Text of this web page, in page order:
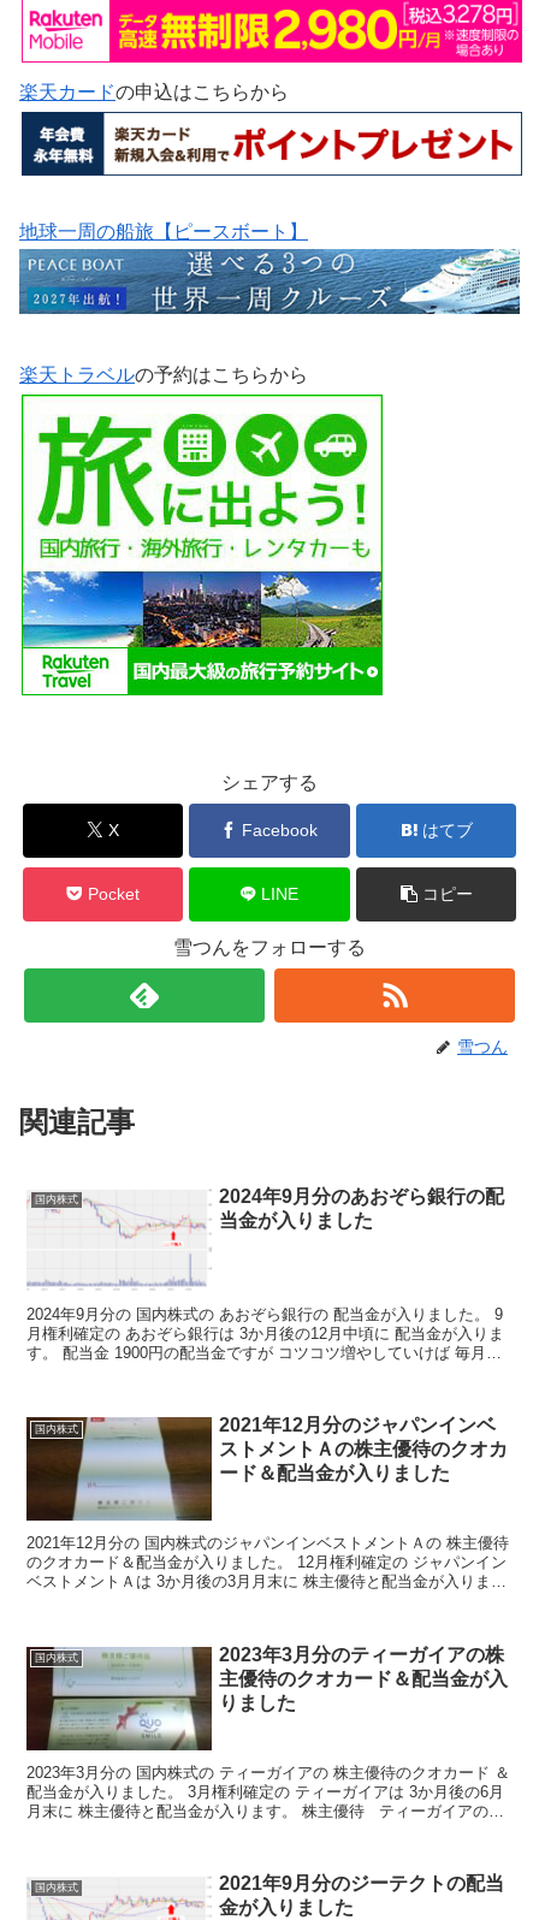
楽天カードの申込はこちらから
地球一周の船旅【ピースボート】
楽天トラベルの予約はこちらから
シェアする
X Facebook はてブ
Pocket LINE コピー
雪つんをフォローする
雪つん
関連記事
国内株式
2024年9月分のあおぞら銀行の配
当金が入りました
2024年9月分の 国内株式の あおぞら銀行の 配当金が入りました。 9
月権利確定の あおぞら銀行は 3か月後の12月中頃に 配当金が入りま
す。 配当金 1900円の配当金ですが コツコツ増やしていけば 毎月の
国内株式
2021年12月分のジャパンインベ
ストメントＡの株主優待のクオカ
ード＆配当金が入りました
2021年12月分の 国内株式のジャパンインベストメントＡの 株主優待
のクオカード＆配当金が入りました。 12月権利確定の ジャパンイン
ベストメントＡは 3か月後の3月月末に 株主優待と配当金が入りま
国内株式
2023年3月分のティーガイアの株
主優待のクオカード＆配当金が入
りました
2023年3月分の 国内株式の ティーガイアの 株主優待のクオカード ＆
配当金が入りました。 3月権利確定の ティーガイアは 3か月後の6月
月末に 株主優待と配当金が入ります。 株主優待 ティーガイアの株
国内株式
2021年9月分のジーテクトの配当
金が入りました